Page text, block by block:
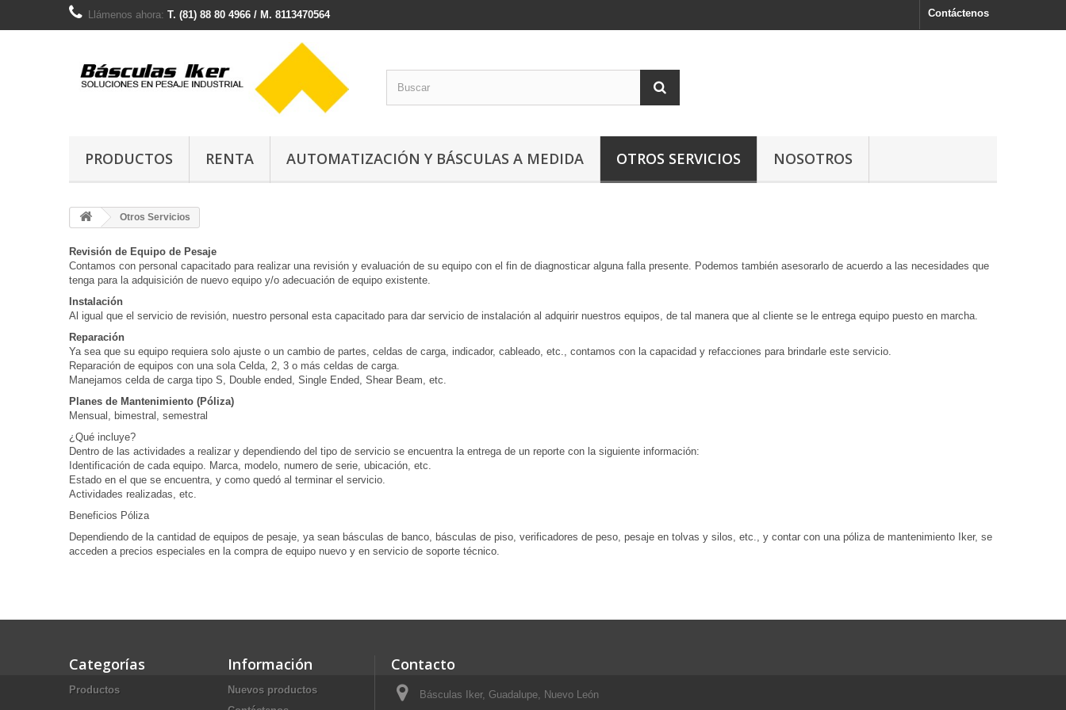
Contáctenos
Llámenos ahora: T. (81) 88 80 4966 / M. 8113470564
PRODUCTOS RENTA AUTOMATIZACIÓN Y BÁSCULAS A MEDIDA OTROS SERVICIOS NOSOTROS
Otros Servicios
Revisión de Equipo de Pesaje
Contamos con personal capacitado para realizar una revisión y evaluación de su equipo con el fin de diagnosticar alguna falla presente. Podemos también asesorarlo de acuerdo a las necesidades que
tenga para la adquisición de nuevo equipo y/o adecuación de equipo existente.
Instalación
Al igual que el servicio de revisión, nuestro personal esta capacitado para dar servicio de instalación al adquirir nuestros equipos, de tal manera que al cliente se le entrega equipo puesto en marcha.
Reparación
Ya sea que su equipo requiera solo ajuste o un cambio de partes, celdas de carga, indicador, cableado, etc., contamos con la capacidad y refacciones para brindarle este servicio.
Reparación de equipos con una sola Celda, 2, 3 o más celdas de carga.
Manejamos celda de carga tipo S, Double ended, Single Ended, Shear Beam, etc.
Planes de Mantenimiento (Póliza)
Mensual, bimestral, semestral
¿Qué incluye?
Dentro de las actividades a realizar y dependiendo del tipo de servicio se encuentra la entrega de un reporte con la siguiente información:
Identificación de cada equipo. Marca, modelo, numero de serie, ubicación, etc.
Estado en el que se encuentra, y como quedó al terminar el servicio.
Actividades realizadas, etc.
Beneficios Póliza
Dependiendo de la cantidad de equipos de pesaje, ya sean básculas de banco, básculas de piso, verificadores de peso, pesaje en tolvas y silos, etc., y contar con una póliza de mantenimiento Iker, se
acceden a precios especiales en la compra de equipo nuevo y en servicio de soporte técnico.
Categorías
Productos
Información
Nuevos productos
Contacto
Básculas Iker, Guadalupe, Nuevo León